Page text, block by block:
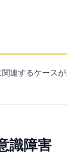
連するケース
識障害